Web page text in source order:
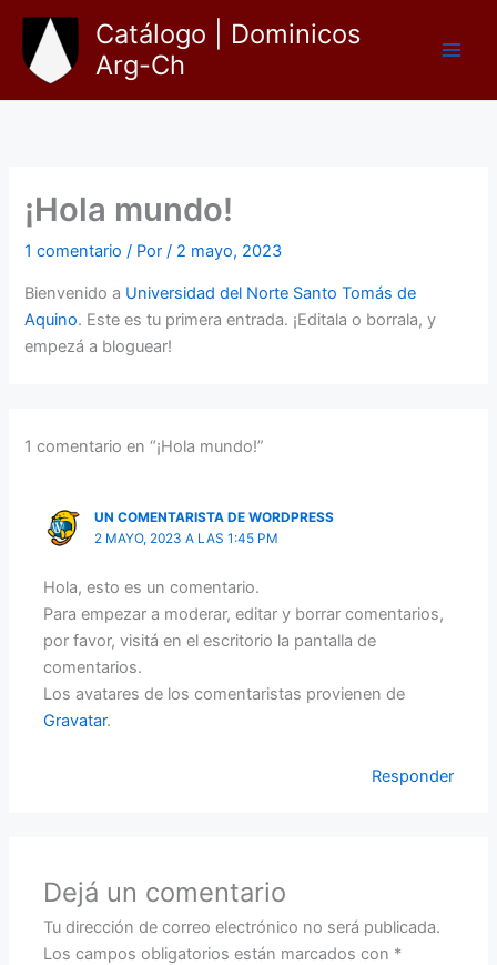
contenido
Catálogo | Dominicos
Arg-Ch
¡Hola mundo!
1 comentario / Por/ 2 mayo, 2023
Bienvenido a Universidad del Norte Santo Tomás de
Aquino. Este es tu primera entrada. ¡Editala o borrala, y
empezá a bloguear!
1 comentario en “¡Hola mundo!”
UN COMENTARISTA DE WORDPRESS
2 MAYO, 2023 A LAS 1:45 PM
Hola, esto es un comentario.
Para empezar a moderar, editar y borrar comentarios,
por favor, visitá en el escritorio la pantalla de
comentarios.
Los avatares de los comentaristas provienen de
Gravatar.
Responder
Dejá un comentario
Tu dirección de correo electrónico no será publicada.
Los campos obligatorios están marcados con *